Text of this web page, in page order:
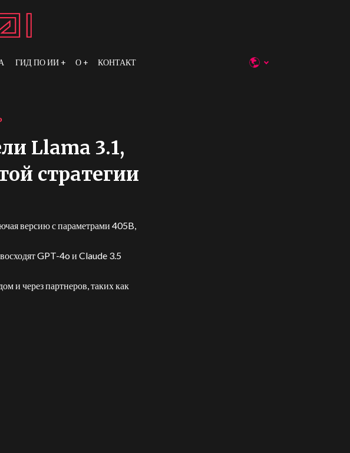
ГИД ПО ИИ О КОНТАКТ
Llama 3.1,
стратегии
версию с параметрами 405B,
GPT-4o и Claude 3.5
и через партнеров, таких как